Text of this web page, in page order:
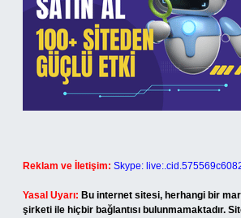
Reklam ve İletişim: Skype:
Yasal Uyarı: Bu internet sitesi, herhangi bir
şirketi ile hiçbir bağlantısı bulunmamaktadır.